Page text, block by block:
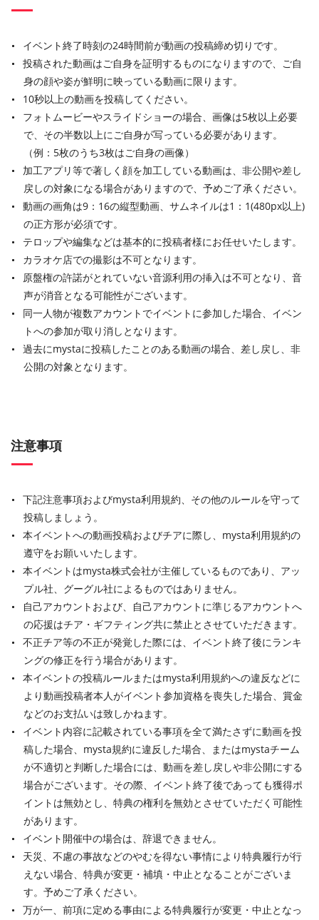
イベント終了時刻の24時間前が動画の投稿締め切りです。
投稿された動画はご自身を証明するものになりますので、ご自
身の顔や姿が鮮明に映っている動画に限ります。
10秒以上の動画を投稿してください。
フォトムービーやスライドショーの場合、画像は5枚以上必要
で、その半数以上にご自身が写っている必要があります。
（例：5枚のうち3枚はご自身の画像）
加工アプリ等で著しく顔を加工している動画は、非公開や差し
戻しの対象になる場合がありますので、予めご了承ください。
動画の画角は9：16の縦型動画、サムネイルは1：1(480px以上)
の正方形が必須です。
テロップや編集などは基本的に投稿者様にお任せいたします。
カラオケ店での撮影は不可となります。
原盤権の許諾がとれていない音源利用の挿入は不可となり、音
声が消音となる可能性がございます。
同一人物が複数アカウントでイベントに参加した場合、イベン
トへの参加が取り消しとなります。
過去にmystaに投稿したことのある動画の場合、差し戻し、非
公開の対象となります。
注意事項
下記注意事項およびmysta利用規約、その他のルールを守って
投稿しましょう。
本イベントへの動画投稿およびチアに際し、mysta利用規約の
遵守をお願いいたします。
本イベントはmysta株式会社が主催しているものであり、アッ
プル社、グーグル社によるものではありません。
自己アカウントおよび、自己アカウントに準じるアカウントへ
の応援はチア・ギフティング共に禁止とさせていただきます。
不正チア等の不正が発覚した際には、イベント終了後にランキ
ングの修正を行う場合があります。
本イベントの投稿ルールまたはmysta利用規約への違反などに
より動画投稿者本人がイベント参加資格を喪失した場合、賞金
などのお支払いは致しかねます。
イベント内容に記載されている事項を全て満たさずに動画を投
稿した場合、mysta規約に違反した場合、またはmystaチーム
が不適切と判断した場合には、動画を差し戻しや非公開にする
場合がございます。その際、イベント終了後であっても獲得ポ
イントは無効とし、特典の権利を無効とさせていただく可能性
があります。
イベント開催中の場合は、辞退できません。
天災、不慮の事故などのやむを得ない事情により特典履行が行
えない場合、特典が変更・補填・中止となることがございま
す。予めご了承ください。
万が一、前項に定める事由による特典履行が変更・中止となっ